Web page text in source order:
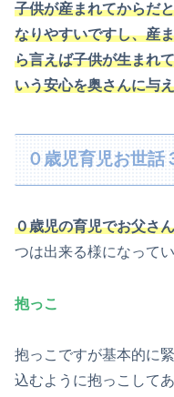
子供が産まれてからだ
なりやすいですし、産
ら言えば子供が生まれ
いう安心を奥さんに与
０歳児育児お世話
０歳児の育児でお父さ
つは出来る様になって
抱っこ
抱っこですが基本的に
込むように抱っこして